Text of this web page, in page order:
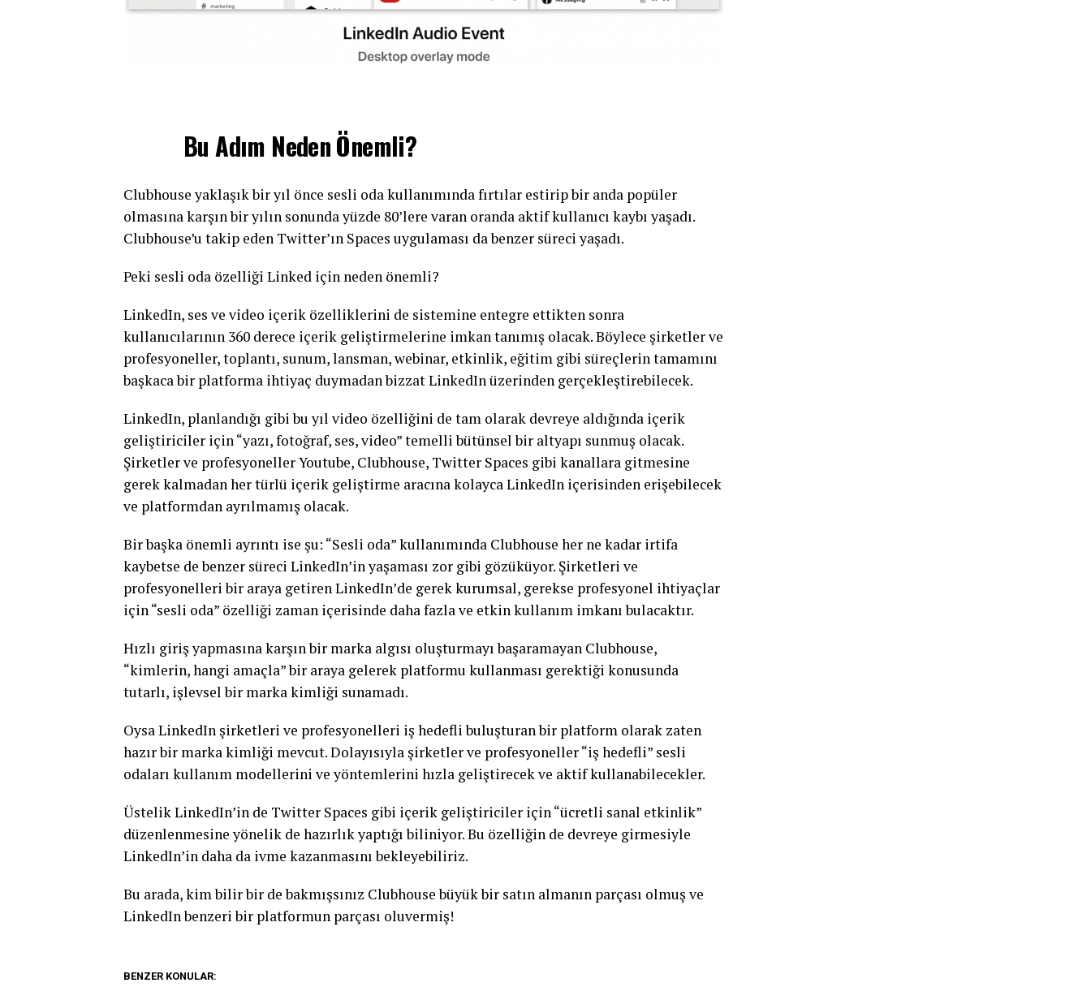
Bu Adım Neden Önemli?
Clubhouse yaklaşık bir yıl önce sesli oda kullanımında fırtılar estirip bir anda popüler
olmasına karşın bir yılın sonunda yüzde 80’lere varan oranda aktif kullanıcı kaybı yaşadı.
Clubhouse’u takip eden Twitter’ın Spaces uygulaması da benzer süreci yaşadı.
Peki sesli oda özelliği Linked için neden önemli?
LinkedIn, ses ve video içerik özelliklerini de sistemine entegre ettikten sonra
kullanıcılarının 360 derece içerik geliştirmelerine imkan tanımış olacak. Böylece şirketler ve
profesyoneller, toplantı, sunum, lansman, webinar, etkinlik, eğitim gibi süreçlerin tamamını
başkaca bir platforma ihtiyaç duymadan bizzat LinkedIn üzerinden gerçekleştirebilecek.
LinkedIn, planlandığı gibi bu yıl video özelliğini de tam olarak devreye aldığında içerik
geliştiriciler için “yazı, fotoğraf, ses, video” temelli bütünsel bir altyapı sunmuş olacak.
Şirketler ve profesyoneller Youtube, Clubhouse, Twitter Spaces gibi kanallara gitmesine
gerek kalmadan her türlü içerik geliştirme aracına kolayca LinkedIn içerisinden erişebilecek
ve platformdan ayrılmamış olacak.
Bir başka önemli ayrıntı ise şu: “Sesli oda” kullanımında Clubhouse her ne kadar irtifa
kaybetse de benzer süreci LinkedIn’in yaşaması zor gibi gözüküyor. Şirketleri ve
profesyonelleri bir araya getiren LinkedIn’de gerek kurumsal, gerekse profesyonel ihtiyaçlar
için “sesli oda” özelliği zaman içerisinde daha fazla ve etkin kullanım imkanı bulacaktır.
Hızlı giriş yapmasına karşın bir marka algısı oluşturmayı başaramayan Clubhouse,
“kimlerin, hangi amaçla” bir araya gelerek platformu kullanması gerektiği konusunda
tutarlı, işlevsel bir marka kimliği sunamadı.
Oysa LinkedIn şirketleri ve profesyonelleri iş hedefli buluşturan bir platform olarak zaten
hazır bir marka kimliği mevcut. Dolayısıyla şirketler ve profesyoneller “iş hedefli” sesli
odaları kullanım modellerini ve yöntemlerini hızla geliştirecek ve aktif kullanabilecekler.
Üstelik LinkedIn’in de Twitter Spaces gibi içerik geliştiriciler için “ücretli sanal etkinlik”
düzenlenmesine yönelik de hazırlık yaptığı biliniyor. Bu özelliğin de devreye girmesiyle
LinkedIn’in daha da ivme kazanmasını bekleyebiliriz.
Bu arada, kim bilir bir de bakmışsınız Clubhouse büyük bir satın almanın parçası olmuş ve
LinkedIn benzeri bir platformun parçası oluvermiş!
BENZER KONULAR: